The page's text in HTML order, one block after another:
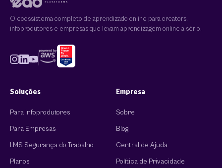
O ecossistema completo de aprendizado online para creators,
infoprodutores e empresas que levam aprendizagem online a sério.
Soluções
Para Infoprodutores
Para Empresas
LMS Segurança do Trabalho
Planos
Empresa
Sobre
Blog
Central de Ajuda
Política de Privacidade